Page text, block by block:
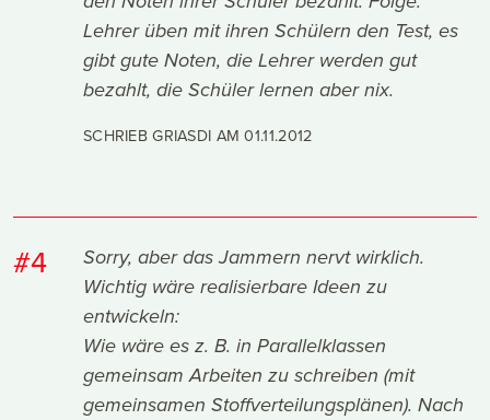
Lehrer üben mit ihren Schülern den Test, es
gibt gute Noten, die Lehrer werden gut
bezahlt, die Schüler lernen aber nix.
SCHRIEB GRIASDI AM01.11.2012
#4
Sorry, aber das Jammern nervt wirklich.
Wichtig wäre realisierbare Ideen zu
entwickeln:
Wie wäre es z. B. in Parallelklassen
gemeinsam Arbeiten zu schreiben (mit
gemeinsamen Stoffverteilungsplänen). Nach